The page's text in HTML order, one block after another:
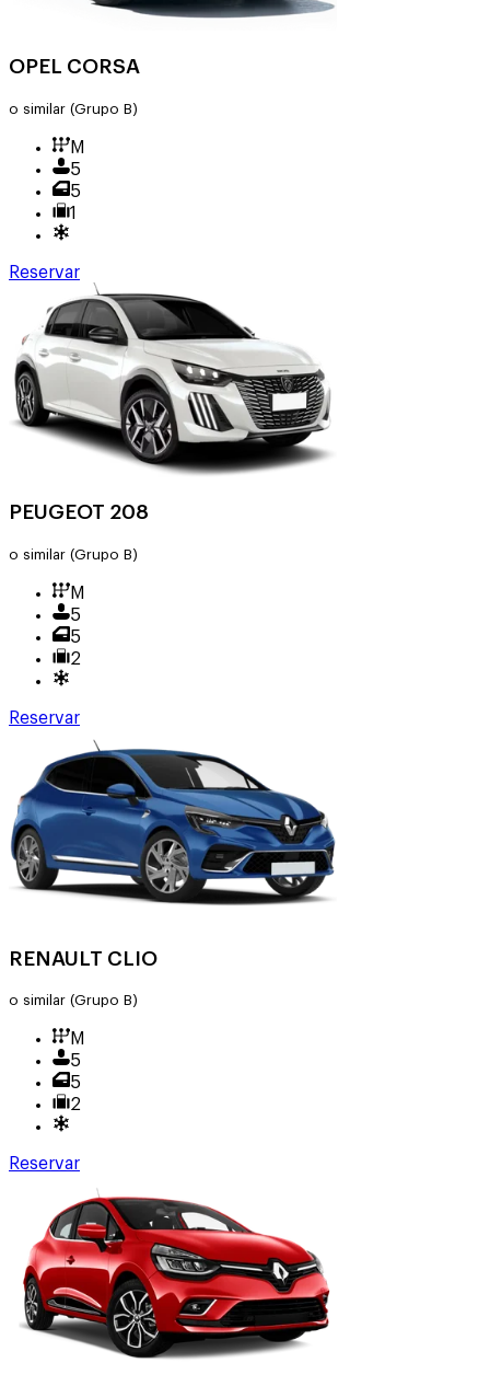
OPEL CORSA
o similar (Grupo B)
M
5
5
1
Reservar
PEUGEOT 208
o similar (Grupo B)
M
5
5
2
Reservar
RENAULT CLIO
o similar (Grupo B)
M
5
5
2
Reservar